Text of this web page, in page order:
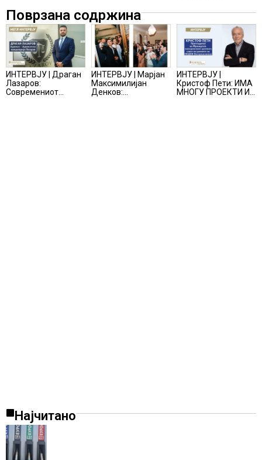
КОРИСТ
Поврзана содржина
ИНТЕРВЈУ | Драган
Лазаров:
Современиот
ИНТЕРВЈУ | Марјан
Максимилијан
Денков:
ИНТЕРВЈУ |
Кристоф Пети: ИМА
МНОГУ ПРОЕКТИ И
Најчитано